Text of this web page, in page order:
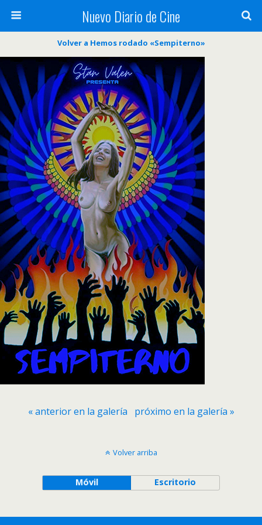
Nuevo Diario de Cine
Volver a Hemos rodado «Sempiterno»
« anterior en la galería próximo en la galería »
Volver arriba
Móvil Escritorio